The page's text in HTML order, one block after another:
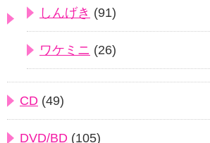
しんげき (91)
ワケミニ (26)
CD (49)
DVD/BD (105)